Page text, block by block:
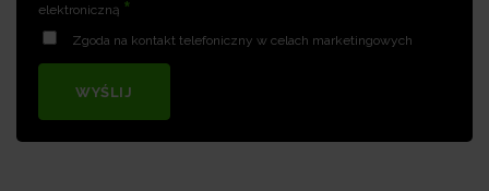
elektroniczną *
Zgoda na kontakt telefoniczny w celach marketingowych
WYŚLIJ